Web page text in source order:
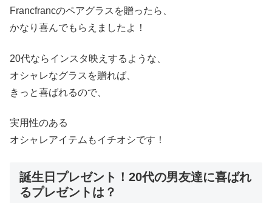
Francfrancのペアグラスを贈ったら、
かなり喜んでもらえましたよ！
20代ならインスタ映えするような、
オシャレなグラスを贈れば、
きっと喜ばれるので、
実用性のある
オシャレアイテムもイチオシです！
誕生日プレゼント！20代の男友達に喜ばれ
るプレゼントは？